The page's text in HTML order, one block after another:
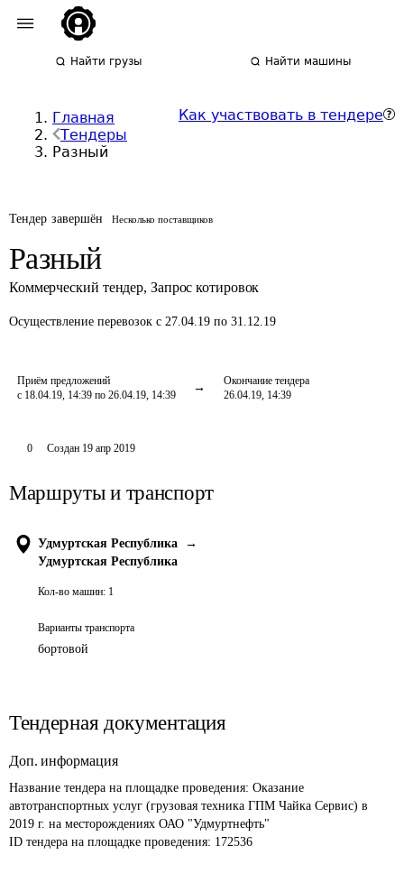
Найти грузы Найти машины
Главная
Тендеры
Разный
Как участвовать в тендере
Тендер завершён Несколько поставщиков
Разный
Коммерческий тендер, Запрос котировок
Осуществление перевозок с 27.04.19 по 31.12.19
Приём предложений
с 18.04.19, 14:39 по 26.04.19, 14:39
Окончание тендера
26.04.19, 14:39
0 Создан 19 апр 2019
Маршруты и транспорт
Удмуртская Республика
→
Удмуртская Республика
Кол-во машин: 1
Варианты транспорта
бортовой
Тендерная документация
Доп. информация
Название тендера на площадке проведения: Оказание
автотранспортных услуг (грузовая техника ГПМ Чайка Сервис) в
2019 г. на месторождениях ОАО "Удмуртнефть"
ID тендера на площадке проведения: 172536